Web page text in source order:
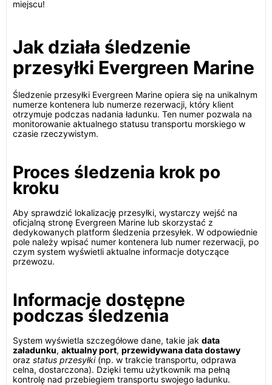
miejscu!
Jak działa śledzenie
przesyłki Evergreen Marine
Śledzenie przesyłki Evergreen Marine opiera się na unikalnym
numerze kontenera lub numerze rezerwacji, który klient
otrzymuje podczas nadania ładunku. Ten numer pozwala na
monitorowanie aktualnego statusu transportu morskiego w
czasie rzeczywistym.
Proces śledzenia krok po
kroku
Aby sprawdzić lokalizację przesyłki, wystarczy wejść na
oficjalną stronę Evergreen Marine lub skorzystać z
dedykowanych platform śledzenia przesyłek. W odpowiednie
pole należy wpisać numer kontenera lub numer rezerwacji, po
czym system wyświetli aktualne informacje dotyczące
przewozu.
Informacje dostępne
podczas śledzenia
System wyświetla szczegółowe dane, takie jak data
załadunku, aktualny port, przewidywana data dostawy
oraz status przesyłki(np. w trakcie transportu, odprawa
celna, dostarczona). Dzięki temu użytkownik ma pełną
kontrolę nad przebiegiem transportu swojego ładunku.